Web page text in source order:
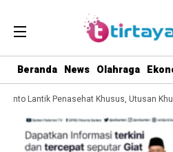
Beranda News Olahraga
Lantik Penasehat Khusus, Utusan